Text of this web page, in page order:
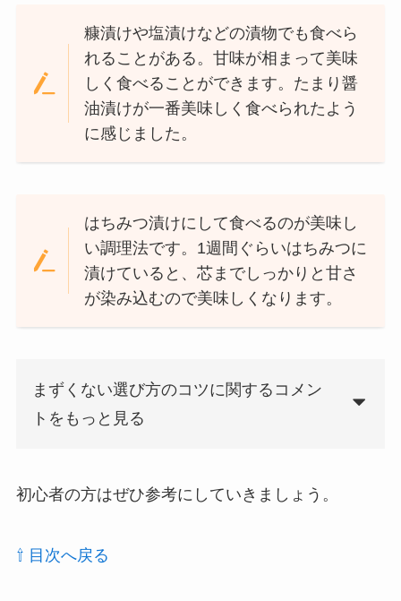
糠漬けや塩漬けなどの漬物でも食べら
れることがある。甘味が相まって美味
しく食べることができます。たまり醤
油漬けが一番美味しく食べられたよう
に感じました。
はちみつ漬けにして食べるのが美味し
い調理法です。1週間ぐらいはちみつに
漬けていると、芯までしっかりと甘さ
が染み込むので美味しくなります。
まずくない選び方のコツに関するコメン
トをもっと見る
初心者の方はぜひ参考にしていきましょう。
⇧ 目次へ戻る